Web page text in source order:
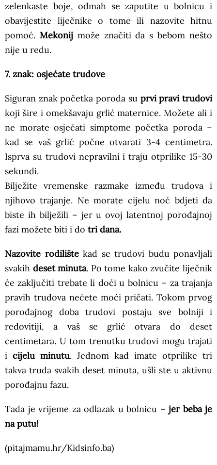
zelenkaste boje, odmah se zaputite u bolnicu i
obavijestite liječnike o tome ili nazovite hitnu
pomoć. Mekonij može značiti da s bebom nešto
nije u redu.
7. znak: osjećate trudove
Siguran znak početka poroda su prvi pravi trudovi
koji šire i omekšavaju grlić maternice. Možete ali i
ne morate osjećati simptome početka poroda –
kad se vaš grlić počne otvarati 3-4 centimetra.
Isprva su trudovi nepravilni i traju otprilike 15-30
sekundi.
Bilježite vremenske razmake između trudova i
njihovo trajanje. Ne morate cijelu noć bdjeti da
biste ih bilježili – jer u ovoj latentnoj porođajnoj
fazi možete biti i do tri dana.
Nazovite rodilištekad se trudovi budu ponavljali
svakih deset minuta. Po tome kako zvučite liječnik
će zaključiti trebate li doći u bolnicu – za trajanja
pravih trudova nećete moći pričati. Tokom prvog
porođajnog doba trudovi postaju sve bolniji i
redovitiji, a vaš se grlić otvara do deset
centimetara. U tom trenutku trudovi mogu trajati
i cijelu minutu. Jednom kad imate otprilike tri
takva truda svakih deset minuta, ušli ste u aktivnu
porođajnu fazu.
Tada je vrijeme za odlazak u bolnicu – jer beba je
na putu!
(pitajmamu.hr/Kidsinfo.ba)